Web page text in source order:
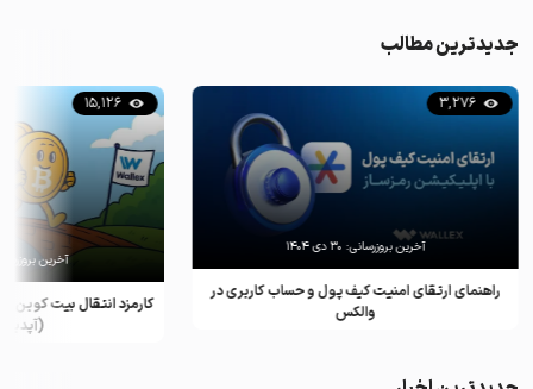
جدیدترین مطالب
راهنمای ارتقای امنیت کیف پول و حساب کاربری در
والکس
3,276
آخرین بروزرسانی: ۳۰ دی ۱۴۰۴
کارمزد انتقال بیت کوین
(آپدیت
15,126
آخرین